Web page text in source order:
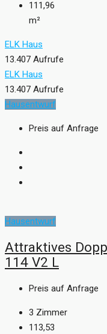
111,96
m²
ELK Haus
13.407 Aufrufe
ELK Haus
13.407 Aufrufe
Hausentwurf
Preis auf Anfrage
Hausentwurf
Attraktives
114 V2 L
Preis auf Anfrage
3 Zimmer
113,53